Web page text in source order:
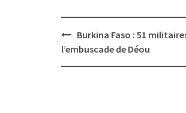
Post
navigation
Burkina Faso : 51
l’embuscade de Déou